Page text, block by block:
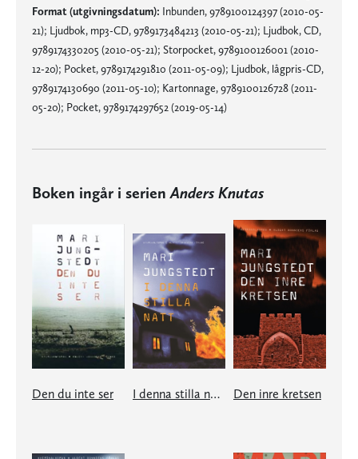
Format (utgivningsdatum): Inbunden, 9789100124397 (2010-05-
21); Ljudbok, mp3-CD, 9789173484213 (2010-05-21); Ljudbok, CD,
9789174330205 (2010-05-21); Storpocket, 9789100126001 (2010-
12-20); Pocket, 9789174291810 (2011-05-09); Ljudbok, lågpris-CD,
9789174130690 (2011-05-10); Kartonnage, 9789100126728 (2011-
05-20); Pocket, 9789174297652 (2019-05-14)
Boken ingår i serienAnders Knutas
Den du inte ser I denna stilla natt Den inre kretsen